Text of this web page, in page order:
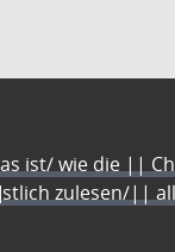
ist/ wie die ||
zulesen/||